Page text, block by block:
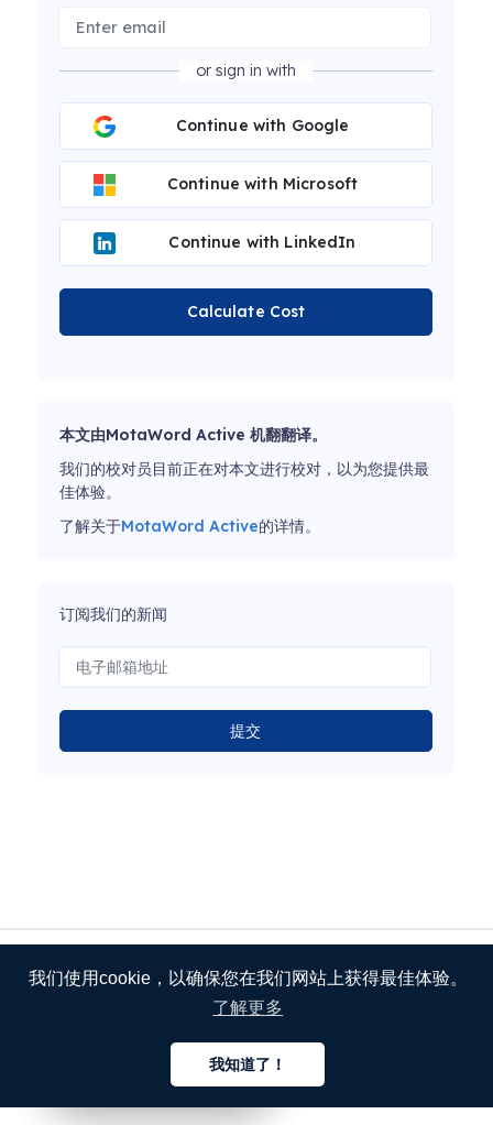
我们使用cookie，以确保您在我们网站上获得最佳体验。
了解更多
我知道了！
or sign in with
Continue with Google
Continue with Microsoft
Continue with LinkedIn
Calculate Cost
本文由MotaWord Active 机翻翻译。
我们的校对员目前正在对本文进行校对，以为您提供最
佳体验。
了解关于MotaWord Active的详情。
订阅我们的新闻
提交
中文
中文
中文